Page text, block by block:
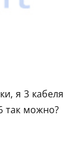
я 3 кабеля
так можно?